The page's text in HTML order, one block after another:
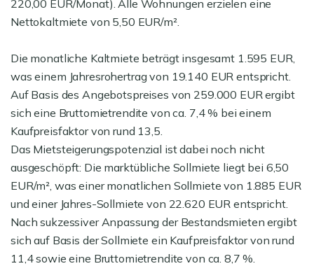
220,00 EUR/Monat). Alle Wohnungen erzielen eine
Nettokaltmiete von 5,50 EUR/m².
Die monatliche Kaltmiete beträgt insgesamt 1.595 EUR,
was einem Jahresrohertrag von 19.140 EUR entspricht.
Auf Basis des Angebotspreises von 259.000 EUR ergibt
sich eine Bruttomietrendite von ca. 7,4 % bei einem
Kaufpreisfaktor von rund 13,5.
Das Mietsteigerungspotenzial ist dabei noch nicht
ausgeschöpft: Die marktübliche Sollmiete liegt bei 6,50
EUR/m², was einer monatlichen Sollmiete von 1.885 EUR
und einer Jahres-Sollmiete von 22.620 EUR entspricht.
Nach sukzessiver Anpassung der Bestandsmieten ergibt
sich auf Basis der Sollmiete ein Kaufpreisfaktor von rund
11,4 sowie eine Bruttomietrendite von ca. 8,7 %.